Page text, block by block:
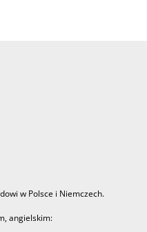
w Polsce i Niemczech.
angielskim: